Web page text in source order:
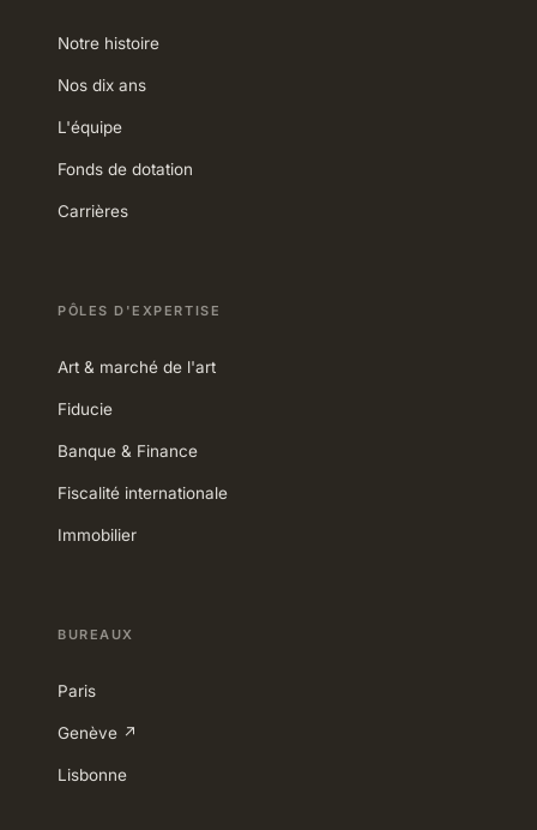
Notre histoire
Nos dix ans
L'équipe
Fonds de dotation
Carrières
PÔLES D'EXPERTISE
Art & marché de l'art
Fiducie
Banque & Finance
Fiscalité internationale
Immobilier
BUREAUX
Paris
Genève ↗
Lisbonne